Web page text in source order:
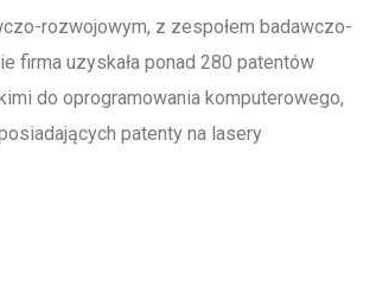
rozwojowym, z zespołem badawczo-
firma uzyskała ponad 280 patentów
do oprogramowania komputerowego,
patenty na lasery